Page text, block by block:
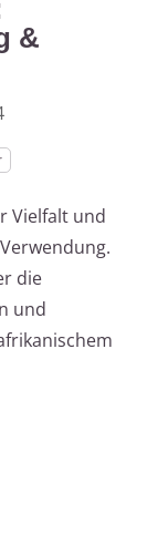
&
Vielfalt und
die
und